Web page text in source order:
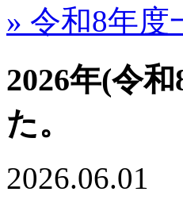
» 令和8年度
2026年(令
た。
2026.06.01